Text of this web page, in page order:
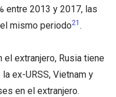
entre 2013 y 2017, las
mismo periodo21 .
el extranjero, Rusia tiene
ex-URSS, Vietnam y
en el extranjero.